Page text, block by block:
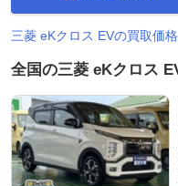
三菱 eKクロス EVの買取価
全国の三菱 eKクロス